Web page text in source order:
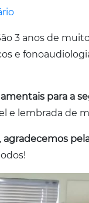
3 anos de
e
para a
e lembrada de
agradecemos